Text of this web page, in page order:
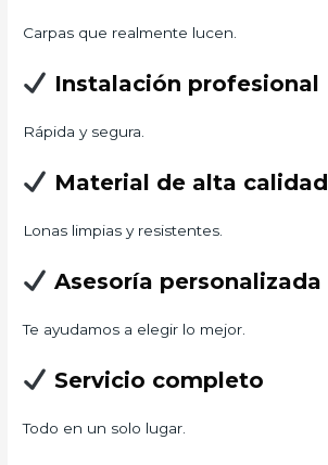
Carpas que realmente lucen.
Instalación profesional
Rápida y segura.
Material de alta calidad
Lonas limpias y resistentes.
Asesoría personalizada
Te ayudamos a elegir lo mejor.
Servicio completo
Todo en un solo lugar.